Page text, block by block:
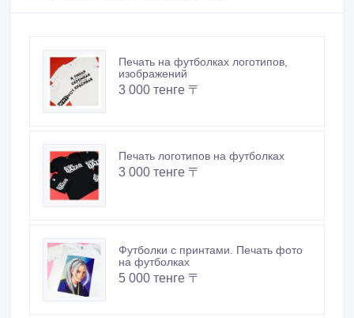
Печать на футболках логотипов,
изображений
3 000 тенге 〒
Печать логотипов на футболках
3 000 тенге 〒
Футболки с принтами. Печать фото
на футболках
5 000 тенге 〒